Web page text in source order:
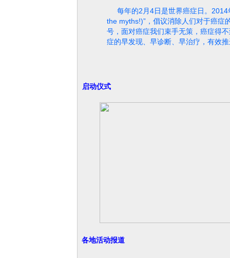
每年的2月4日是世界癌症日。2014
the myths!)”，倡议消除人们对于癌症
号，面对癌症我们束手无策，癌症得
症的早发现、早诊断、早治疗，有效
启动仪式
各地活动报道